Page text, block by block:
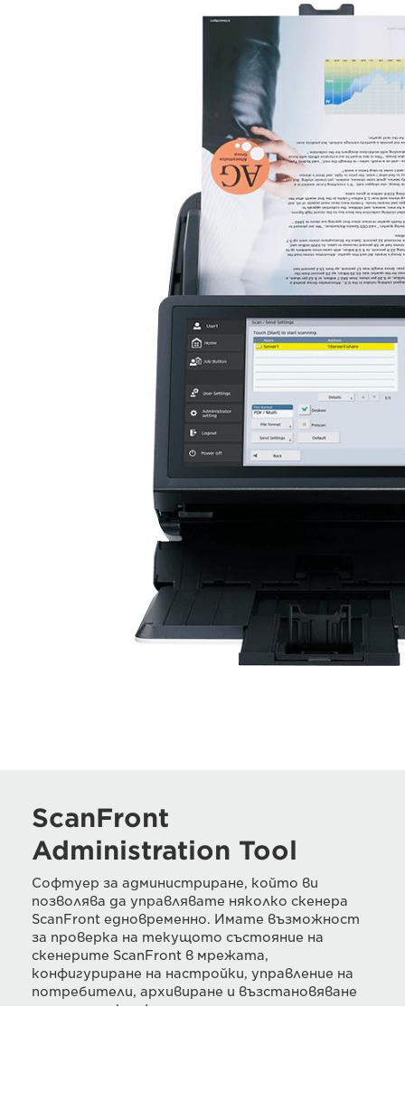
ScanFront
Administration Tool
Софтуер за администриране, който ви
позволява да управлявате няколко скенера
ScanFront едновременно. Имате възможност
за проверка на текущото състояние на
скенерите ScanFront в мрежата,
конфигуриране на настройки, управление на
потребители, архивиране и възстановяване
на данни за конфигурацията.